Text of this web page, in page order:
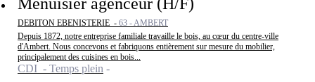
DEBITON EBENISTERIE - 63 - AMBERT
Depuis 1872, notre entreprise familiale travaille le bois, au cœur du centre-ville
d'Ambert. Nous concevons et fabriquons entièrement sur mesure du mobilier,
principalement des cuisines en bois...
CDI - Temps plein